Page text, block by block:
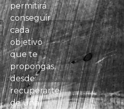
permitirá
conseguir
cada
objetivo
que te
propongas,
desde
recuperarte
de una